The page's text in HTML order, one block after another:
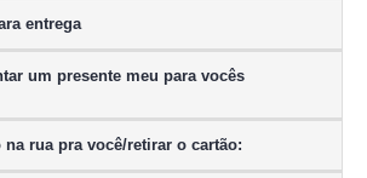
entrega
um presente meu para vocês
na rua pra você/retirar o cartão: